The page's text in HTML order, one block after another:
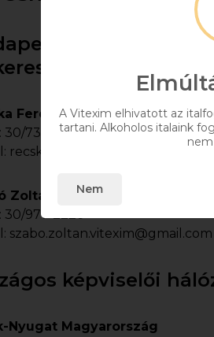
és környéke
Ferenc
30/730-6448
recska.ferenc@vitexim.hu
Zoltán
30/977-2226
szabo.zoltan.vitexim@gmail.com
képviselői
Nyugat Magyarország
A Vitexim elhivatott az
tartani. Alkoholos italaink
nem
Nem